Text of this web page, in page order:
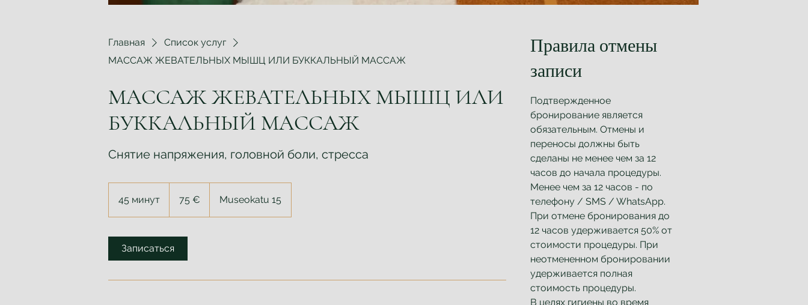
Главная
Список услуг
МАССАЖ ЖЕВАТЕЛЬНЫХ МЫШЦ ИЛИ БУККАЛЬНЫЙ МАССАЖ
МАССАЖ ЖЕВАТЕЛЬНЫХ МЫШЦ ИЛИ
БУККАЛЬНЫЙ МАССАЖ
Снятие напряжения, головной боли, стресса
45 минут 75 € Museokatu 15
Записаться
Правила отмены
записи
Подтвержденное
бронирование является
обязательным. Отмены и
переносы должны быть
сделаны не менее чем за 12
часов до начала процедуры.
Менее чем за 12 часов - по
телефону / SMS / WhatsApp.
При отмене бронирования до
12 часов удерживается 50% от
стоимости процедуры. При
неотмененном бронировании
удерживается полная
стоимость процедуры.
В целях гигиены во время